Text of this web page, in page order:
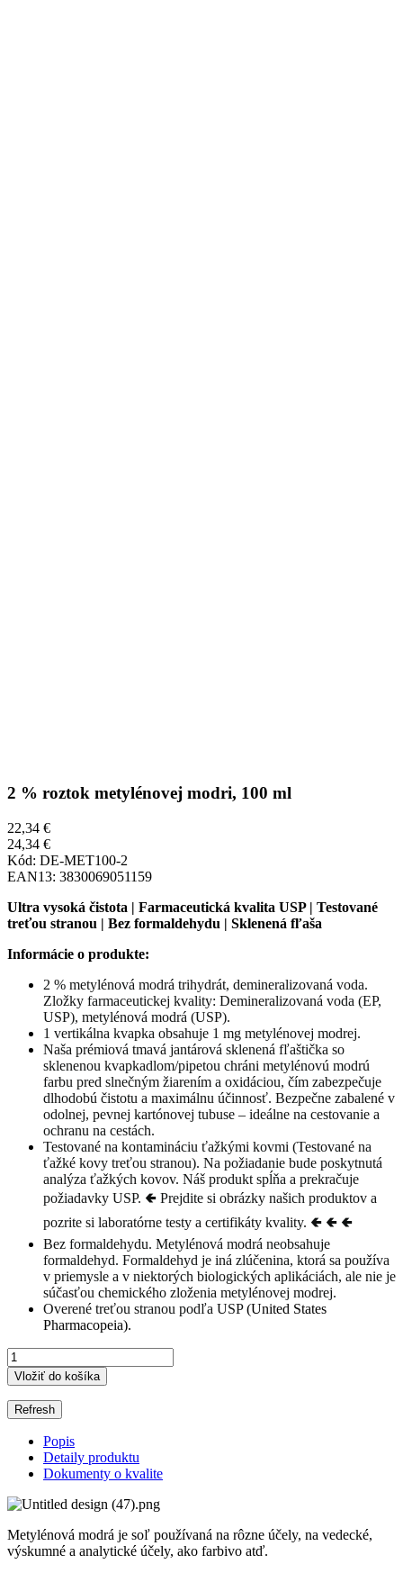
2 % roztok metylénovej modri, 100 ml
22,34 €
24,34 €
Kód: DE-MET100-2
EAN13: 3830069051159
Ultra vysoká čistota | Farmaceutická kvalita USP | Testované
treťou stranou | Bez formaldehydu | Sklenená fľaša
Informácie o produkte:
2 % metylénová modrá trihydrát, demineralizovaná voda.
Zložky farmaceutickej kvality: Demineralizovaná voda (EP,
USP), metylénová modrá (USP).
1 vertikálna kvapka obsahuje 1 mg metylénovej modrej.
Naša prémiová tmavá jantárová sklenená fľaštička so
sklenenou kvapkadlom/pipetou chráni metylénovú modrú
farbu pred slnečným žiarením a oxidáciou, čím zabezpečuje
dlhodobú čistotu a maximálnu účinnosť. Bezpečne zabalené v
odolnej, pevnej kartónovej tubuse – ideálne na cestovanie a
ochranu na cestách.
Testované na kontamináciu ťažkými kovmi (Testované na
ťažké kovy treťou stranou). Na požiadanie bude poskytnutá
analýza ťažkých kovov. Náš produkt spĺňa a prekračuje
požiadavky USP. 🢀 Prejdite si obrázky našich produktov a
pozrite si laboratórne testy a certifikáty kvality. 🢀 🢀 🢀
Bez formaldehydu. Metylénová modrá neobsahuje
formaldehyd. Formaldehyd je iná zlúčenina, ktorá sa používa
v priemysle a v niektorých biologických aplikáciách, ale nie je
súčasťou chemického zloženia metylénovej modrej.
Overené treťou stranou podľa USP(United States
Pharmacopeia).
Vložiť do košíka
Popis
Detaily produktu
Dokumenty o kvalite
Metylénová modrá je soľ používaná na rôzne účely, na vedecké,
výskumné a analytické účely, ako farbivo atď.